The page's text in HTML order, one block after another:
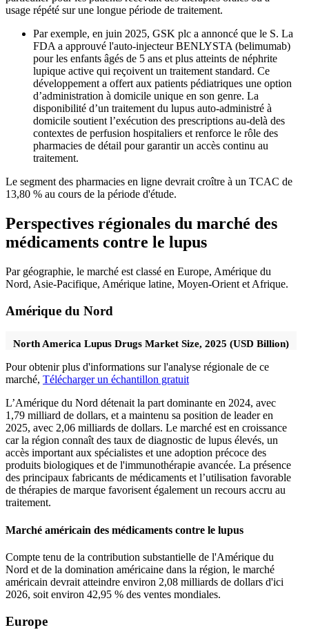
usage répété sur une longue période de traitement.
Par exemple, en juin 2025, GSK plc a annoncé que le S. La
FDA a approuvé l'auto-injecteur BENLYSTA (belimumab)
pour les enfants âgés de 5 ans et plus atteints de néphrite
lupique active qui reçoivent un traitement standard. Ce
développement a offert aux patients pédiatriques une option
d’administration à domicile unique en son genre. La
disponibilité d’un traitement du lupus auto-administré à
domicile soutient l’exécution des prescriptions au-delà des
contextes de perfusion hospitaliers et renforce le rôle des
pharmacies de détail pour garantir un accès continu au
traitement.
Le segment des pharmacies en ligne devrait croître à un TCAC de
13,80 % au cours de la période d'étude.
Perspectives régionales du marché des
médicaments contre le lupus
Par géographie, le marché est classé en Europe, Amérique du
Nord, Asie-Pacifique, Amérique latine, Moyen-Orient et Afrique.
Amérique du Nord
North America Lupus Drugs Market Size, 2025 (USD Billion)
Pour obtenir plus d'informations sur l'analyse régionale de ce
marché, Télécharger un échantillon gratuit
L’Amérique du Nord détenait la part dominante en 2024, avec
1,79 milliard de dollars, et a maintenu sa position de leader en
2025, avec 2,06 milliards de dollars. Le marché est en croissance
car la région connaît des taux de diagnostic de lupus élevés, un
accès important aux spécialistes et une adoption précoce des
produits biologiques et de l'immunothérapie avancée. La présence
des principaux fabricants de médicaments et l’utilisation favorable
de thérapies de marque favorisent également un recours accru au
traitement.
Marché américain des médicaments contre le lupus
Compte tenu de la contribution substantielle de l'Amérique du
Nord et de la domination américaine dans la région, le marché
américain devrait atteindre environ 2,08 milliards de dollars d'ici
2026, soit environ 42,95 % des ventes mondiales.
Europe